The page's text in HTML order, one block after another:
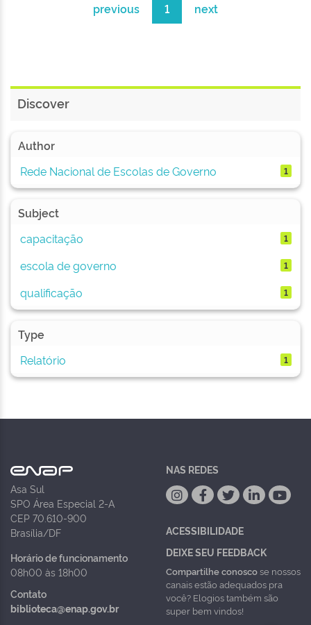
previous 1 next
Discover
Author
Rede Nacional de Escolas de Governo
1
Subject
capacitação
1
escola de governo 1
qualificação 1
Type
Relatório
1
Asa Sul
SPO Área Especial 2-A
CEP 70.610-900
Brasília/DF
Horário de funcionamento
08h00 às 18h00
Contato
biblioteca@enap.gov.br
NAS REDES
ACESSIBILIDADE
DEIXE SEU FEEDBACK
Compartilhe conoscose nossos
canais estão adequados pra
você? Elogios também são
super bem vindos!